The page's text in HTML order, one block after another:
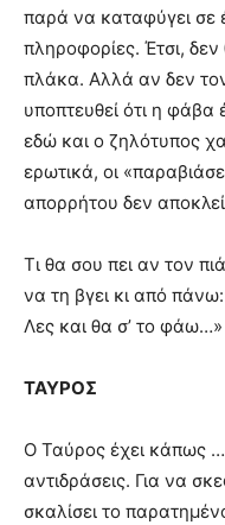
παρά να καταφύγει σε
πληροφορίες. Έτσι, δεν
πλάκα. Αλλά αν δεν
υποπτευθεί ότι η φάβα
εδώ και ο ζηλότυπος
ερωτικά, οι
απορρήτου δεν
Τι θα σου πει αν τον
να τη βγει κι από
Λες και θα σ’ το φάω…»
ΤΑΥΡΟΣ
Ο Ταύρος έχει κάπως
αντιδράσεις. Για να
σκαλίσει το